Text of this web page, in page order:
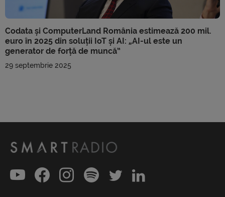
Codata și ComputerLand România estimează 200 mil.
euro în 2025 din soluții IoT și AI: „AI-ul este un
generator de forță de muncă”
29 septembrie 2025